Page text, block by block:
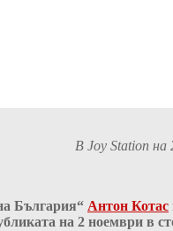
В Joy Station на
България“ Антон Котас
на 2 ноември в